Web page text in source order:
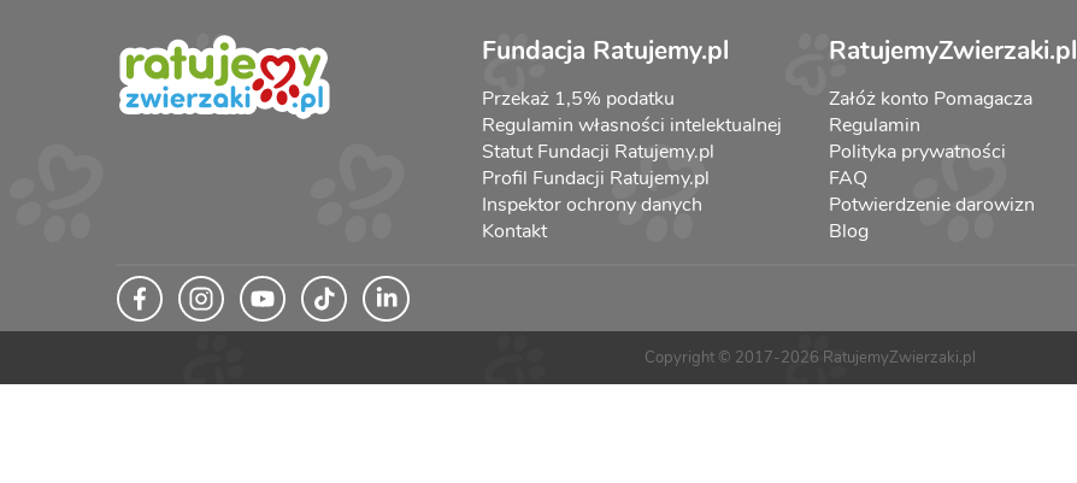
Fundacja Ratujemy.pl
Przekaż 1,5% podatku
Regulamin własności intelektualnej
Statut Fundacji Ratujemy.pl
Profil Fundacji Ratujemy.pl
Inspektor ochrony danych
Kontakt
RatujemyZwierzaki.pl
Załóż konto Pomagacza
Regulamin
Polityka prywatności
FAQ
Potwierdzenie darowizn
Blog
Copyright © 2017-2026 RatujemyZwierzaki.pl